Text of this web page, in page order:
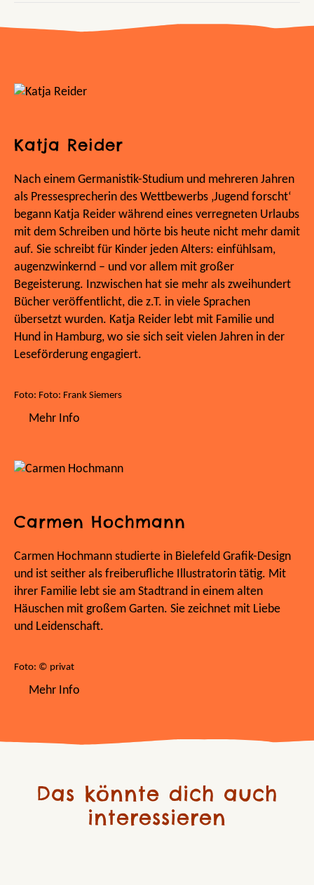
Katja Reider
Nach einem Germanistik-Studium und mehreren Jahren
als Pressesprecherin des Wettbewerbs ‚Jugend forscht‘
begann Katja Reider während eines verregneten Urlaubs
mit dem Schreiben und hörte bis heute nicht mehr damit
auf. Sie schreibt für Kinder jeden Alters: einfühlsam,
augenzwinkernd – und vor allem mit großer
Begeisterung. Inzwischen hat sie mehr als zweihundert
Bücher veröffentlicht, die z.T. in viele Sprachen
übersetzt wurden. Katja Reider lebt mit Familie und
Hund in Hamburg, wo sie sich seit vielen Jahren in der
Leseförderung engagiert.
Foto: Foto: Frank Siemers
Mehr Info
Carmen Hochmann
Carmen Hochmann studierte in Bielefeld Grafik-Design
und ist seither als freiberufliche Illustratorin tätig. Mit
ihrer Familie lebt sie am Stadtrand in einem alten
Häuschen mit großem Garten. Sie zeichnet mit Liebe
und Leidenschaft.
Foto: © privat
Mehr Info
Das könnte dich auch
interessieren